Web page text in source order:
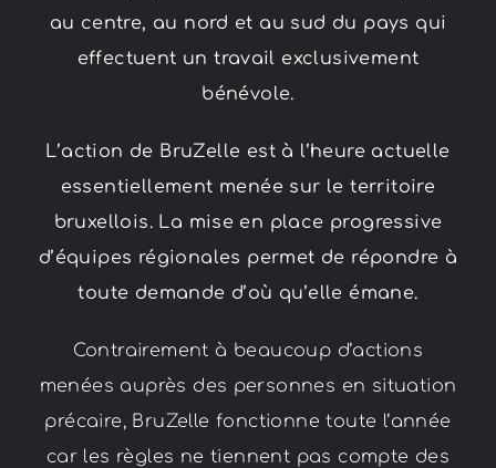
au centre, au nord et au sud du pays qui
effectuent un travail exclusivement
bénévole.
L’action de BruZelle est à l’heure actuelle
essentiellement menée sur le territoire
bruxellois. La mise en place progressive
d’équipes régionales permet de répondre à
toute demande d’où qu’elle émane.
Contrairement à beaucoup d’actions
menées auprès des personnes en situation
précaire, BruZelle fonctionne toute l’année
car les règles ne tiennent pas compte des